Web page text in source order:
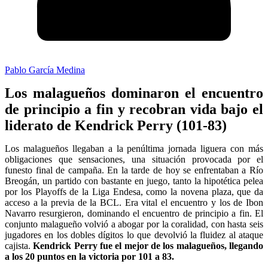
Pablo García Medina
Los malagueños dominaron el encuentro
de principio a fin y recobran vida bajo el
liderato de Kendrick Perry (101-83)
Los malagueños llegaban a la penúltima jornada liguera con más
obligaciones que sensaciones, una situación provocada por el
funesto final de campaña. En la tarde de hoy se enfrentaban a Río
Breogán, un partido con bastante en juego, tanto la hipotética pelea
por los Playoffs de la Liga Endesa, como la novena plaza, que da
acceso a la previa de la BCL. Era vital el encuentro y los de Ibon
Navarro resurgieron, dominando el encuentro de principio a fin. El
conjunto malagueño volvió a abogar por la coralidad, con hasta seis
jugadores en los dobles dígitos lo que devolvió la fluidez al ataque
cajista.Kendrick Perry fue el mejor de los malagueños, llegando
a los 20 puntos en la victoria por 101 a 83.